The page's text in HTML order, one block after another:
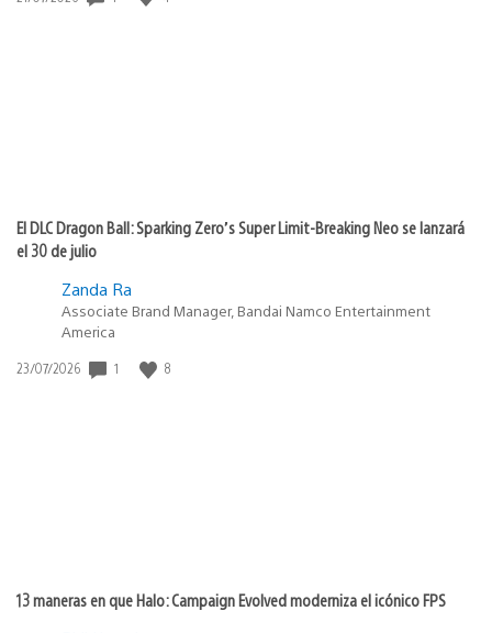
El DLC Dragon Ball: Sparking Zero’s Super Limit-Breaking Neo se lanzará
el 30 de julio
Zanda Ra
Associate Brand Manager, Bandai Namco Entertainment
America
Fecha
23/07/2026 1 8
13 maneras en que Halo: Campaign Evolved moderniza el icónico FPS